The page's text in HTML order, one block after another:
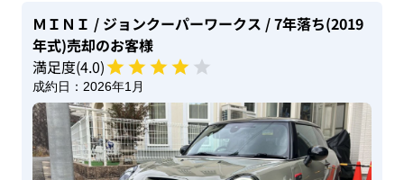
ＭＩＮＩ / ジョンクーパーワークス / 7年落ち(2019
年式)売却のお客様
満足度(4.0)
成約日： 2026年1月